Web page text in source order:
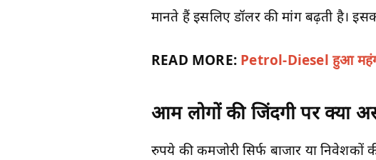
मानते हैं इसलिए डॉलर की मांग बढ़ती है।
READ MORE: Petrol-Diesel हुआ
आम लोगों की जिंदगी पर क्या
रुपये की कमजोरी सिर्फ बाजार या